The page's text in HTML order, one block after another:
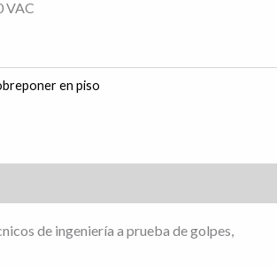
VAC
en piso
de ingeniería a prueba de golpes,